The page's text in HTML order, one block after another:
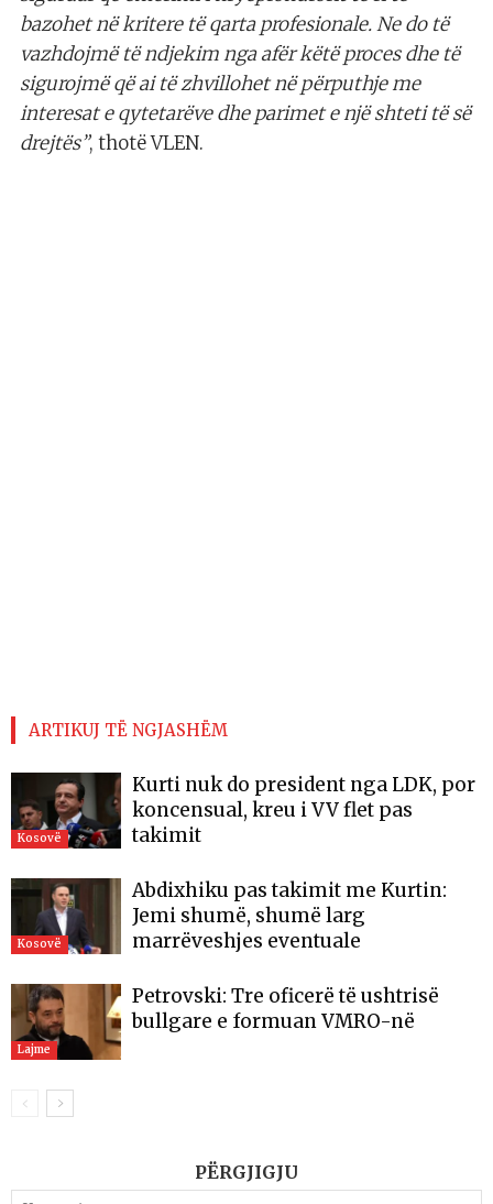
bazohet në kritere të qarta profesionale. Ne do të
vazhdojmë të ndjekim nga afër këtë proces dhe të
sigurojmë që ai të zhvillohet në përputhje me
interesat e qytetarëve dhe parimet e një shteti të së
drejtës”, thotë VLEN.
ARTIKUJ TË NGJASHËM
Kosovë
Kurti nuk do president nga LDK, por
koncensual, kreu i VV flet pas
takimit
Kosovë
Abdixhiku pas takimit me Kurtin:
Jemi shumë, shumë larg
marrëveshjes eventuale
Lajme
Petrovski: Tre oficerë të ushtrisë
bullgare e formuan VMRO-në
PËRGJIGJU